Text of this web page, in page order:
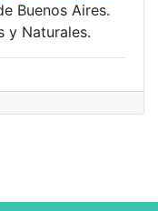
Buenos Aires.
y Naturales.